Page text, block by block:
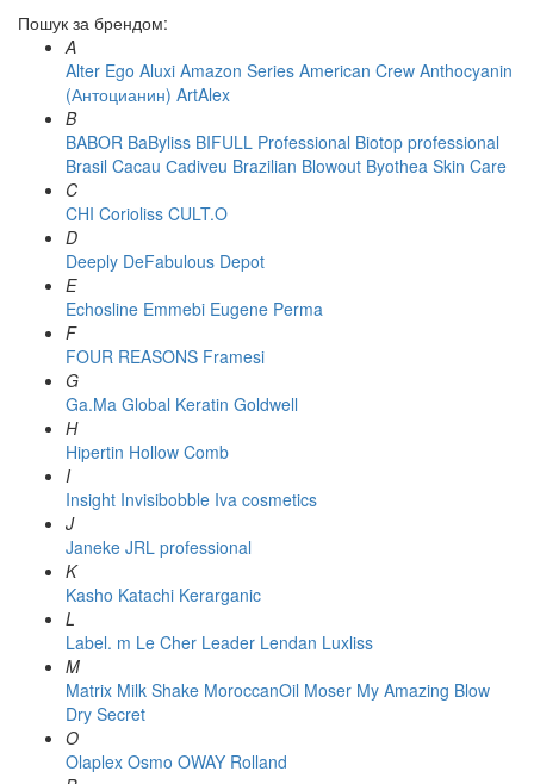
Пошук за брендом:
A
Alter Ego Aluxi Amazon Series American Crew Anthocyanin
(Антоцианин) ArtAlex
B
BABOR BaByliss BIFULL Professional Biotop professional
Brasil Cacau Сadiveu Brazilian Blowout Byothea Skin Care
C
CHI Corioliss CULT.O
D
Deeply DeFabulous Depot
E
Echosline Emmebi Eugene Perma
F
FOUR REASONS Framesi
G
Ga.Ma Global Keratin Goldwell
H
Hipertin Hollow Comb
I
Insight Invisibobble Iva cosmetics
J
Janeke JRL professional
K
Kasho Katachi Kerarganic
L
Label. m Le Cher Leader Lendan Luxliss
M
Matrix Milk Shake MoroccanOil Moser My Amazing Blow
Dry Secret
O
Olaplex Osmo OWAY Rolland